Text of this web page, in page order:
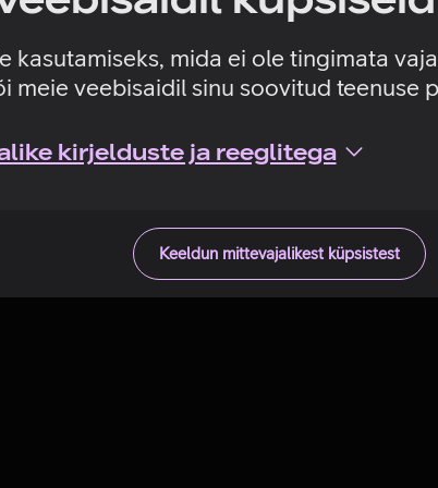
kasutamiseks, mida ei ole tingimata
veebisaidil sinu soovitud teenuse
kirjelduste ja reeglitega
Keeldun mittevajalikest küpsistest